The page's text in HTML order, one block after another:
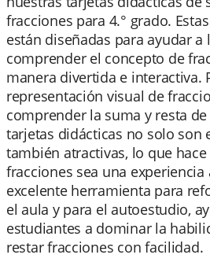
fracciones para 4.° grado.
están diseñadas para ayudar a
comprender el concepto de
manera divertida e interactiva.
representación visual de
comprender la suma y resta
tarjetas didácticas no solo son
también atractivas, lo que
fracciones sea una experiencia
excelente herramienta para
el aula y para el autoestudio,
estudiantes a dominar la
restar fracciones con facilidad.